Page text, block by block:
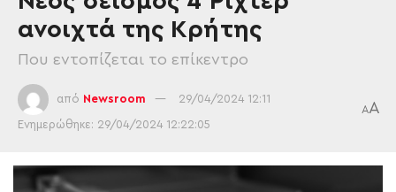
ανοιχτά της Κρήτης
Που εντοπίζεται το επίκεντρο
από Newsroom 29/04/2024 12:11
Ενημερώθηκε: 29/04/2024 12:22:05
AA